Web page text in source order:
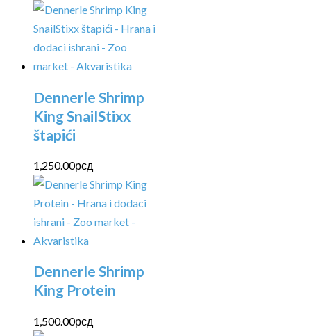
Dennerle Shrimp
King SnailStixx
štapići
1,250.00рсд
Dennerle Shrimp
King Protein
1,500.00рсд